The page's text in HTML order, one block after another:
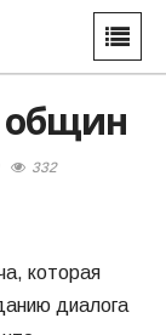
общин
332
которая
диалога